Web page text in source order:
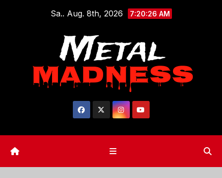
Sa.. Aug. 8th, 2026 7:20:26 AM